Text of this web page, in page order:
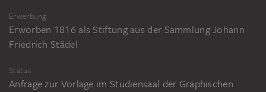
Erwerbung
Erworben 1816 als Stiftung aus der Sammlung Johann
Friedrich Städel
Status
Anfrage zur Vorlage im Studiensaal der Graphischen